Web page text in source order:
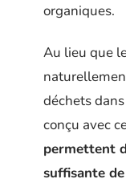
organiques.
Au lieu que
déchets
conçu avec
permettent
suffisante